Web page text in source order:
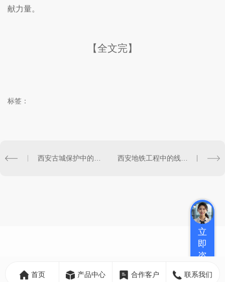
献力量。
【全文完】
标签：
首页 产品中心 合作客户 联系我们
立
即
咨